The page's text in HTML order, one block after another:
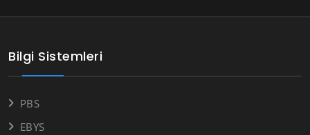
Bilgi Sistemleri
PBS
EBYS